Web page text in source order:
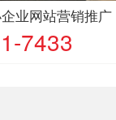
业网站营销推广
7433